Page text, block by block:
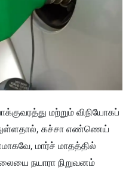
மற்றும் விநியோகப்
கச்சா எண்ணெய்
மார்ச் மாதத்தில்
நயாரா நிறுவனம்